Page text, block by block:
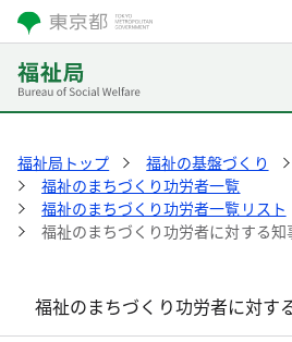
福祉局トップ 福祉の基盤づくり
福祉のまちづくり功労者一覧
福祉のまちづくり功労者一覧リスト
福祉のまちづくり功労者に対する知
福祉のまちづくり功労者に対す